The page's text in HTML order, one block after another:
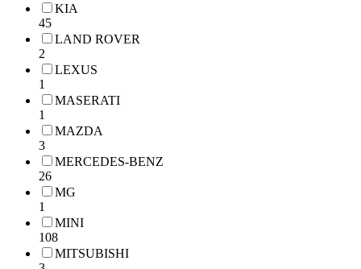
KIA
45
LAND ROVER
2
LEXUS
1
MASERATI
1
MAZDA
3
MERCEDES-BENZ
26
MG
1
MINI
108
MITSUBISHI